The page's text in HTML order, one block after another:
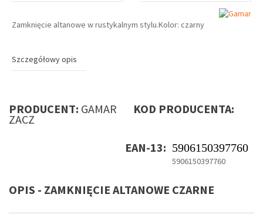
Zamknięcie altanowe w rustykalnym stylu.Kolor: czarny
Szczegółowy opis
PRODUCENT: GAMAR KOD PRODUCENTA:
ZACZ
EAN-13: 5906150397760
5906150397760
OPIS - ZAMKNIĘCIE ALTANOWE CZARNE